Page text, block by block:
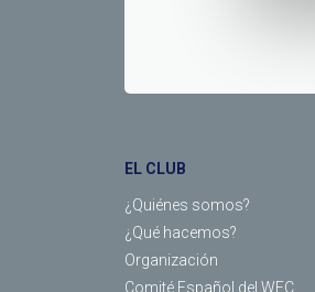
EL CLUB
¿Quiénes somos?
¿Qué hacemos?
Organización
Comité Español del WEC